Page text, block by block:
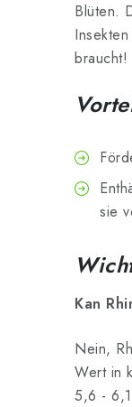
Blüten.
braucht!
sie
Kan
Nein,
Wert in
5,6 -